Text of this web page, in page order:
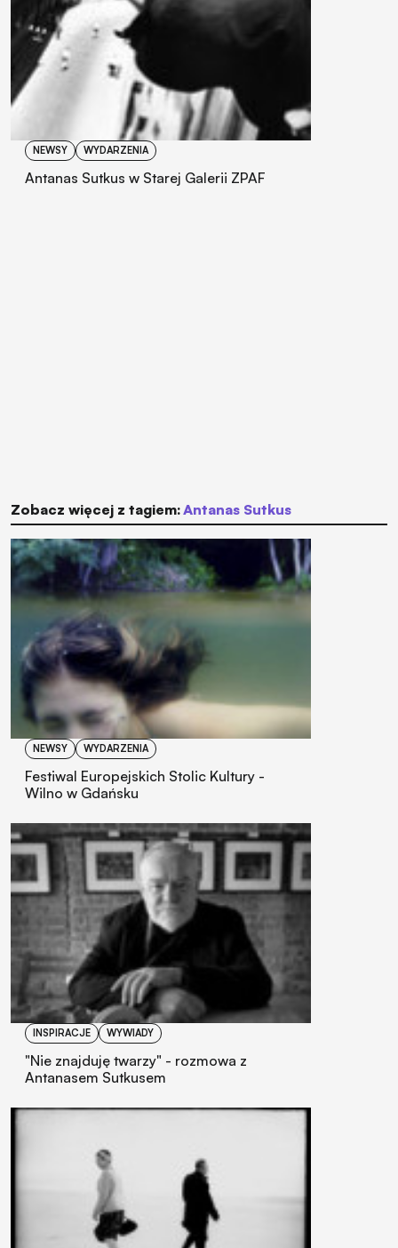
NEWSY WYDARZENIA
Antanas Sutkus w Starej Galerii ZPAF
Zobacz więcej z tagiem: Antanas Sutkus
NEWSY WYDARZENIA
Festiwal Europejskich Stolic Kultury -
Wilno w Gdańsku
INSPIRACJE WYWIADY
"Nie znajduję twarzy" - rozmowa z
Antanasem Sutkusem